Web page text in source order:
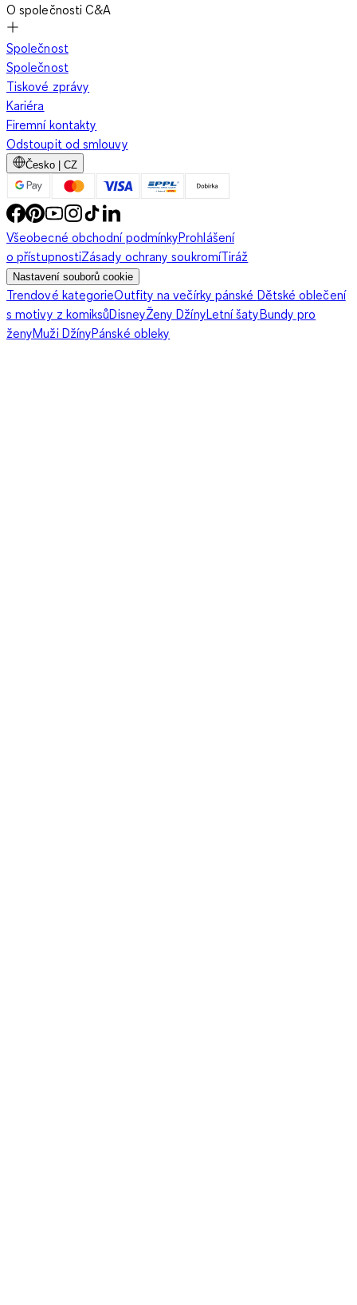
O společnosti C&A
Společnost
Společnost
Tiskové zprávy
Kariéra
Firemní kontakty
Odstoupit od smlouvy
Česko | CZ
Všeobecné obchodní podmínkyProhlášení
o přístupnostiZásady ochrany soukromíTiráž
Nastavení souborů cookie
Trendové kategorieOutfity na večírky pánské Dětské oblečení
s motivy z komiksůDisneyŽeny DžínyLetní šatyBundy pro
ženyMuži DžínyPánské obleky